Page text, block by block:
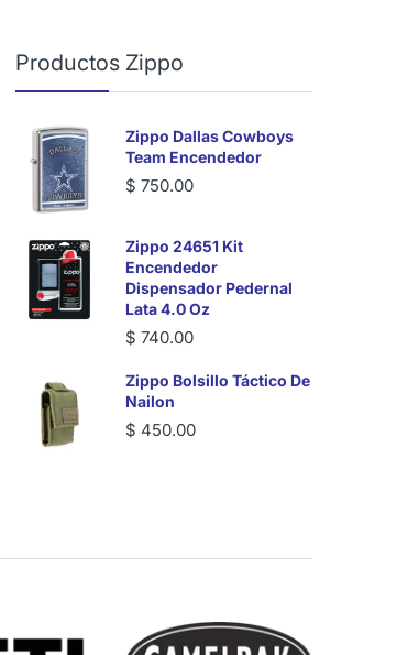
Productos Zippo
Zippo Dallas Cowboys
Team Encendedor
$ 750.00
Zippo 24651 Kit
Encendedor
Dispensador Pedernal
Lata 4.0 Oz
$ 740.00
Zippo Bolsillo Táctico De
Nailon
$ 450.00